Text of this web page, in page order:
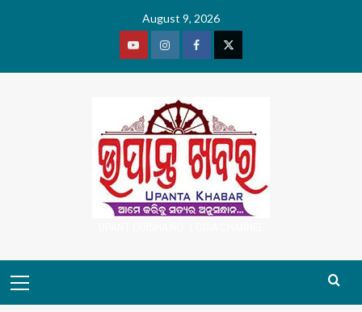
August 9, 2026
YoutubeVimeoFacebookTwitter
Menu